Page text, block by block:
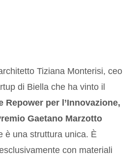
Tiziana Monterisi, ceo
di Biella che ha vinto il
Repower per l’Innovazione,
Gaetano Marzotto
è una struttura unica. È
con materiali